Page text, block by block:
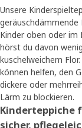
Unsere
geräuschdämmende
Kinder oben oder im
hörst du davon
kuschelweichem
können helfen, den
dickere oder
Lärm zu blockieren.
Kinderteppiche
sicher,